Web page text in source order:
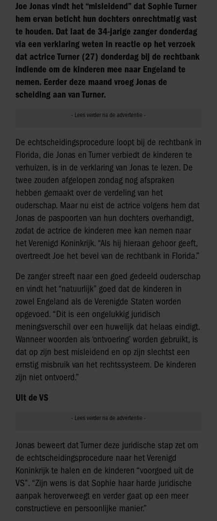
Joe Jonas vindt het “misleidend” dat Sophie Turner
hem ervan beticht hun dochters onrechtmatig vast
te houden. Dat laat de 34-jarige zanger donderdag
via een verklaring weten in reactie op het verzoek
dat actrice Turner (27) donderdag bij de rechtbank
indiende om de kinderen mee naar Engeland te
nemen. Eerder deze maand vroeg Jonas de
scheiding aan van Turner.
De echtscheidingsprocedure loopt bij de rechtbank in
Florida, die Jonas en Turner verbiedt de kinderen te
verhuizen, is in de verklaring van Jonas te lezen. De
twee zouden afgelopen zondag nog afspraken
hebben gemaakt over de verdeling van het
ouderschap. Maar nu eist de actrice volgens hem dat
Jonas de paspoorten van hun dochters overhandigt,
zodat de actrice de kinderen mee kan nemen naar
het Verenigd Koninkrijk. “Als hij hieraan gehoor geeft,
overtreedt Joe het bevel van de rechtbank in Florida.”
De zanger streeft naar een goed gedeeld ouderschap
en vindt het “natuurlijk” goed dat de kinderen in
zowel Engeland als de Verenigde Staten worden
opgevoed. “Dit is een ongelukkig juridisch
meningsverschil over een huwelijk dat helaas eindigt.
Wanneer woorden als ‘ontvoering’ worden gebruikt, is
dat op zijn best misleidend en op zijn slechtst een
ernstig misbruik van het rechtssysteem. De kinderen
zijn niet ontvoerd.”
Uit de VS
Jonas beweert dat Turner deze juridische stap zet om
de echtscheidingsprocedure naar het Verenigd
Koninkrijk te halen en de kinderen “voorgoed uit de
VS”. “Zijn wens is dat Sophie haar harde juridische
aanpak heroverweegt en verder gaat op een meer
constructieve en persoonlijke manier.”